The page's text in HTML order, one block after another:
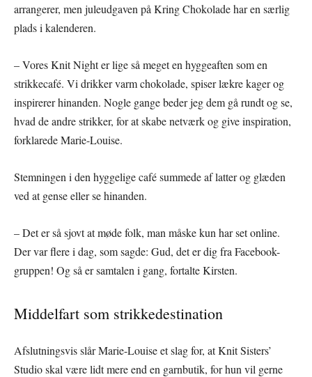
arrangerer, men juleudgaven på Kring Chokolade har en særlig
plads i kalenderen.
– Vores Knit Night er lige så meget en hyggeaften som en
strikkecafé. Vi drikker varm chokolade, spiser lækre kager og
inspirerer hinanden. Nogle gange beder jeg dem gå rundt og se,
hvad de andre strikker, for at skabe netværk og give inspiration,
forklarede Marie-Louise.
Stemningen i den hyggelige café summede af latter og glæden
ved at gense eller se hinanden.
– Det er så sjovt at møde folk, man måske kun har set online.
Der var flere i dag, som sagde: Gud, det er dig fra Facebook-
gruppen! Og så er samtalen i gang, fortalte Kirsten.
Middelfart som strikkedestination
Afslutningsvis slår Marie-Louise et slag for, at Knit Sisters’
Studio skal være lidt mere end en garnbutik, for hun vil gerne